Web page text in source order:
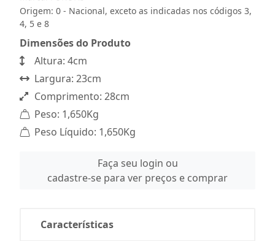
Origem: 0 - Nacional, exceto as indicadas nos códigos 3,
4, 5 e 8
Dimensões do Produto
Altura: 4cm
Largura: 23cm
Comprimento: 28cm
Peso: 1,650Kg
Peso Líquido: 1,650Kg
Faça seu login ou
cadastre-se para ver preços e comprar
Características